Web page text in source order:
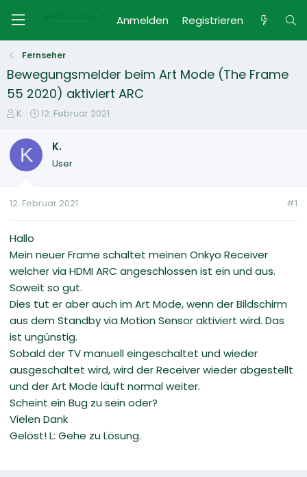
Anmelden Registrieren
Fernseher
Bewegungsmelder beim Art Mode (The Frame
55 2020) aktiviert ARC
E
s
e
e
K.
E
t
t
12. Februar 2021
K K.
User
12. Februar 2021 #1
Hallo
Mein neuer Frame schaltet meinen Onkyo Receiver
welcher via HDMI ARC angeschlossen ist ein und aus.
Soweit so gut.
Dies tut er aber auch im Art Mode, wenn der Bildschirm
aus dem Standby via Motion Sensor aktiviert wird. Das
ist ungünstig.
Sobald der TV manuell eingeschaltet und wieder
ausgeschaltet wird, wird der Receiver wieder abgestellt
und der Art Mode läuft normal weiter.
Scheint ein Bug zu sein oder?
Vielen Dank
Gelöst! L: Gehe zu Lösung.